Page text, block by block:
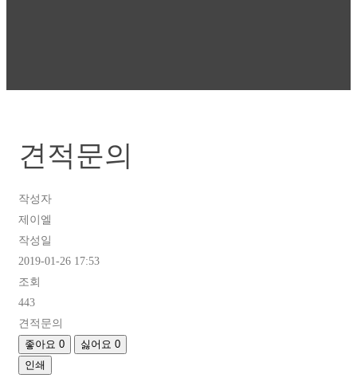
견적문의
작성자
제이엘
작성일
2019-01-26 17:53
조회
443
견적문의
좋아요 0 싫어요 0
인쇄